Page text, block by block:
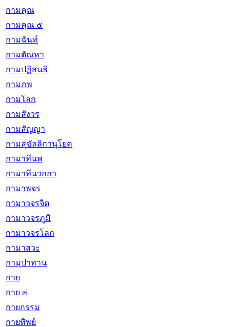
กามคุณ
กามคุณ ๕
กามฉันท์
กามตัณหา
กามปฏิสนธิ
กามภพ
กามโลก
กามสังวร
กามสัญญา
กามสุขัลลิกานุโยค
กามาทีนพ
กามาทีนวกถา
กามาพจร
กามาวจรจิต
กามาวจรภูมิ
กามาวจรโลก
กามาสวะ
กามุปาทาน
กาย
กาย ๓
กายกรรม
กายทิพย์